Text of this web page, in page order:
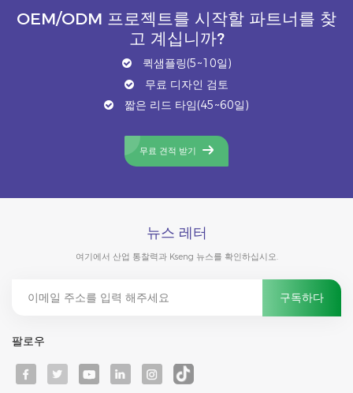
OEM/ODM 프로젝트를 시작할 파트너를 찾
고 계십니까?
퀵샘플링(5~10일)
무료 디자인 검토
짧은 리드 타임(45~60일)
무료 견적 받기
뉴스 레터
여기에서 산업 통찰력과 Kseng 뉴스를 확인하십시오.
팔로우